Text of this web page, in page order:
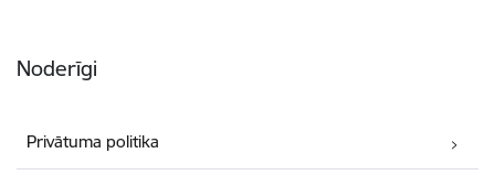
Noderīgi
Privātuma politika